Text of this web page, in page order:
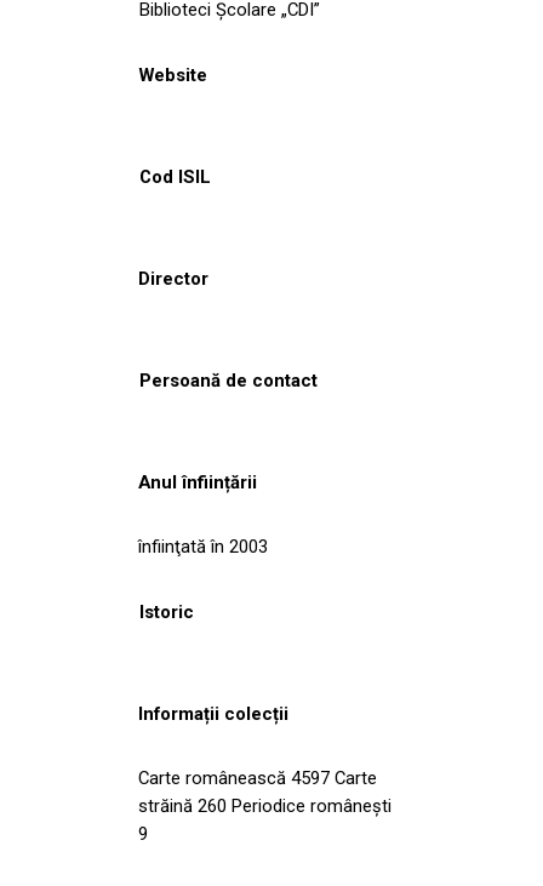
Biblioteci Școlare „CDI”
Website
Cod ISIL
Director
Persoană de contact
Anul înființării
înfiinţată în 2003
Istoric
Informații colecții
Carte românească 4597 Carte
străină 260 Periodice româneşti
9